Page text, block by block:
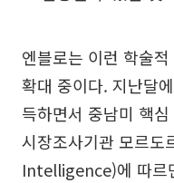
엔블로는 이런 학술
확대 중이다. 지난달
득하면서 중남미 핵
시장조사기관 모르
Intelligence)에 따르